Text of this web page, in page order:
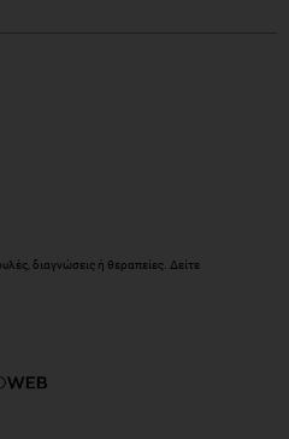
διαγνώσεις ή θεραπείες. Δείτε